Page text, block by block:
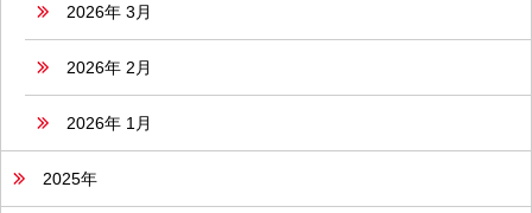
2026年 3月
2026年 2月
2026年 1月
2025年